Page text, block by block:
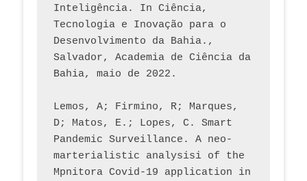
Inteligência. In Ciência,
Tecnologia e Inovação para o
Desenvolvimento da Bahia.,
Salvador, Academia de Ciência da
Bahia, maio de 2022.
Lemos, A; Firmino, R; Marques,
D; Matos, E.; Lopes, C. Smart
Pandemic Surveillance. A neo-
marterialistic analysisi of the
Mpnitora Covid-19 application in